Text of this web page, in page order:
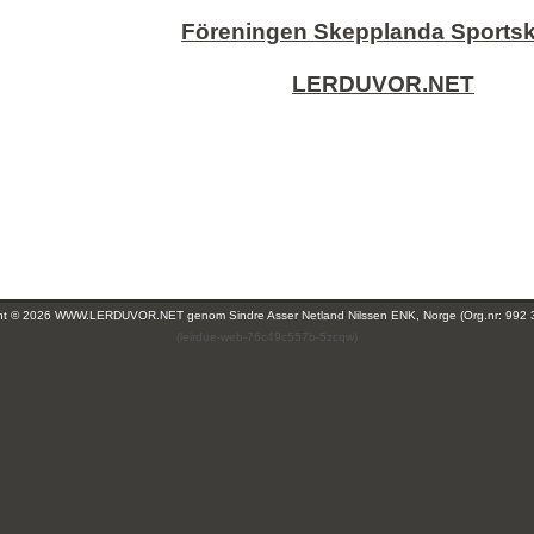
Föreningen Skepplanda
LERDUVOR.NET
© 2026 WWW.LERDUVOR.NET genom Sindre Asser Netland Nilssen ENK, Norge (Org.nr: 992
(leirdue-web-76c49c557b-5zcqw)